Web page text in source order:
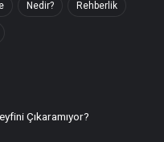
Nedir? Rehberlik
Çıkaramıyor?